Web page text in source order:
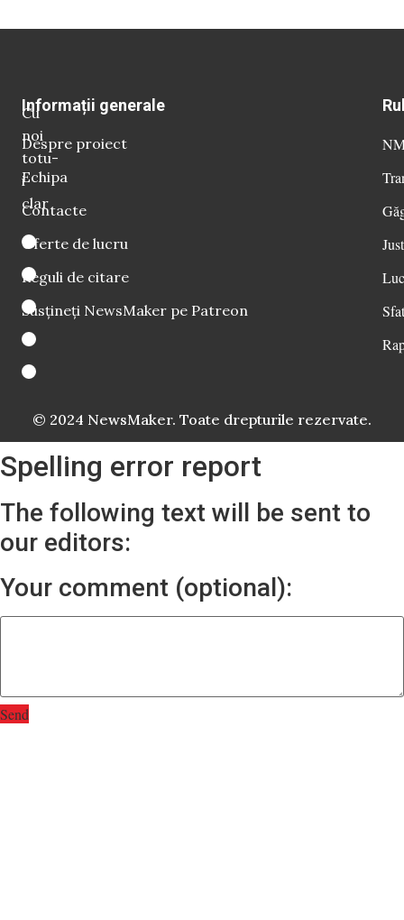
Cu
noi
totu-
i
clar
Informații generale
Despre proiect
Echipa
Contacte
Oferte de lucru
Reguli de citare
Susțineți NewsMaker pe Patreon
© 2024 NewsMaker. Toate drepturile rezervate.
Spelling error report
The following text will be sent to
our editors:
Your comment (optional):
Send